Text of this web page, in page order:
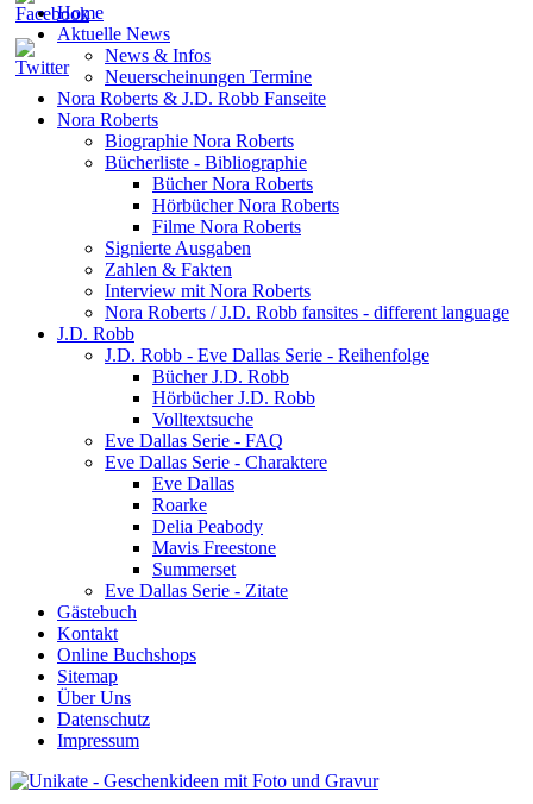
Home
Aktuelle News
News & Infos
Neuerscheinungen Termine
Nora Roberts & J.D. Robb Fanseite
Nora Roberts
Biographie Nora Roberts
Bücherliste - Bibliographie
Bücher Nora Roberts
Hörbücher Nora Roberts
Filme Nora Roberts
Signierte Ausgaben
Zahlen & Fakten
Interview mit Nora Roberts
Nora Roberts / J.D. Robb fansites - different language
J.D. Robb
J.D. Robb - Eve Dallas Serie - Reihenfolge
Bücher J.D. Robb
Hörbücher J.D. Robb
Volltextsuche
Eve Dallas Serie - FAQ
Eve Dallas Serie - Charaktere
Eve Dallas
Roarke
Delia Peabody
Mavis Freestone
Summerset
Eve Dallas Serie - Zitate
Gästebuch
Kontakt
Online Buchshops
Sitemap
Über Uns
Datenschutz
Impressum